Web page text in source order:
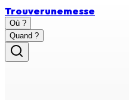
Trouverunemesse
Où ?
Quand ?